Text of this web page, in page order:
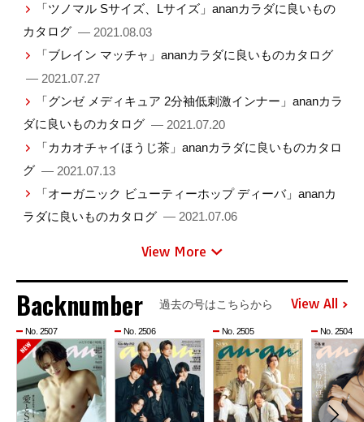
「ツノマル Sサイズ、Lサイズ」ananカラダに良いもの
カタログ — 2021.08.03
「ブレイン マッチャ」ananカラダに良いものカタログ
— 2021.07.27
「グンゼ メディキュア 2分袖低刺激インナー」ananカラ
ダに良いものカタログ — 2021.07.20
「カカオチャイほうじ茶」ananカラダに良いものカタロ
グ — 2021.07.13
「オーガニック ビューティーホップ ディーバ」ananカ
ラダに良いものカタログ — 2021.07.06
View More
Backnumber 過去の号はこちらから View All
No. 2507 No. 2506 No. 2505 No. 2504